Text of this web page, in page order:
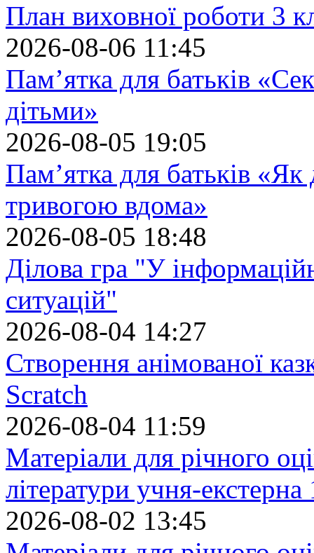
План виховної роботи 3
2026-08-06 11:45
Пам’ятка для батьків
дітьми»
2026-08-05 19:05
Пам’ятка для батьків
тривогою вдома»
2026-08-05 18:48
Ділова гра "У
ситуацій"
2026-08-04 14:27
Створення анімованої
Scratch
2026-08-04 11:59
Матеріали для річного
літератури учня-екстерна
2026-08-02 13:45